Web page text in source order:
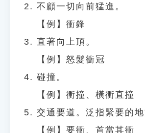
不顧一切向前猛進。
【例】衝鋒
直著向上頂。
【例】怒髮衝冠
碰撞。
【例】衝撞、橫衝直撞
交通要道。泛指緊要的地
【例】要衝、首當其衝